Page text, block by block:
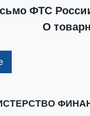
ФТС России
О